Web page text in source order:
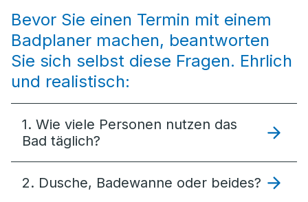
Bevor Sie einen Termin mit einem
Badplaner machen, beantworten
Sie sich selbst diese Fragen. Ehrlich
und realistisch:
1. Wie viele Personen nutzen das
Bad täglich?
2. Dusche, Badewanne oder beides?